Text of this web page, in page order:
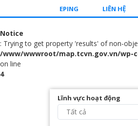
EPING
LIÊN HỆ
Notice
: Trying to get property 'results' of non-
/www/wwwroot/map.tcvn.gov.vn/wp-
on line
4
Lĩnh vực hoạt động